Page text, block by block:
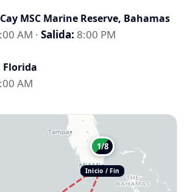
MSC Marine Reserve, Bahamas
AM · Salida: 8:00 PM
AM
1/8
Inicio / Fin